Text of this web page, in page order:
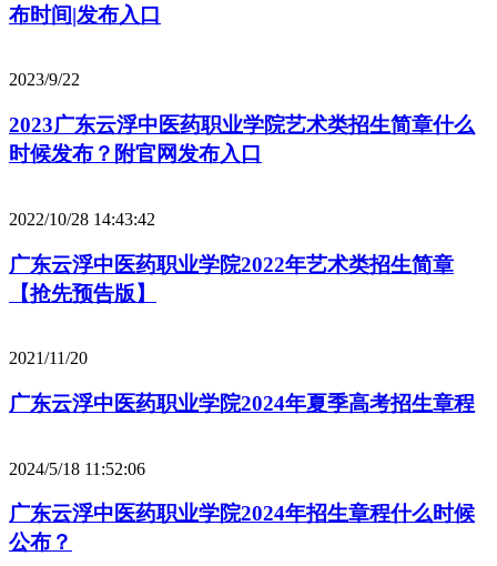
布时间|发布入口
2023/9/22
2023广东云浮中医药职业学院艺术类招生简章什么
时候发布？附官网发布入口
2022/10/28 14:43:42
广东云浮中医药职业学院2022年艺术类招生简章
【抢先预告版】
2021/11/20
广东云浮中医药职业学院2024年夏季高考招生章程
2024/5/18 11:52:06
广东云浮中医药职业学院2024年招生章程什么时候
公布？